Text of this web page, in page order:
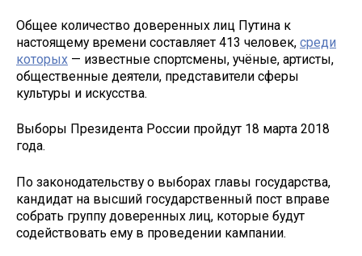
Общее количество доверенных лиц Путина к
настоящему времени составляет 413 человек, среди
которых — известные спортсмены, учёные, артисты,
общественные деятели, представители сферы
культуры и искусства.
Выборы Президента России пройдут 18 марта 2018
года.
По законодательству о выборах главы государства,
кандидат на высший государственный пост вправе
собрать группу доверенных лиц, которые будут
содействовать ему в проведении кампании.